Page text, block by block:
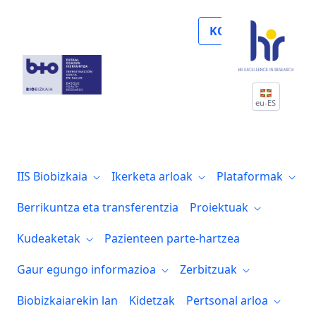
KOLABORATU
eu-ES
IIS Biobizkaia Ikerketa arloak
Plataformak
Berrikuntza eta transferentzia
Proiektuak
Kudeaketak
Pazienteen parte-hartzea
Gaur egungo informazioa
Zerbitzuak
Biobizkaiarekin lan
Kidetzak Pertsonal arloa